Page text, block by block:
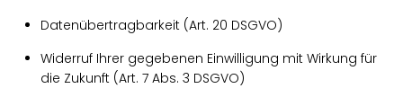
Datenübertragbarkeit (Art. 20 DSGVO)
Widerruf Ihrer gegebenen Einwilligung mit Wirkung für
die Zukunft (Art. 7 Abs. 3 DSGVO)